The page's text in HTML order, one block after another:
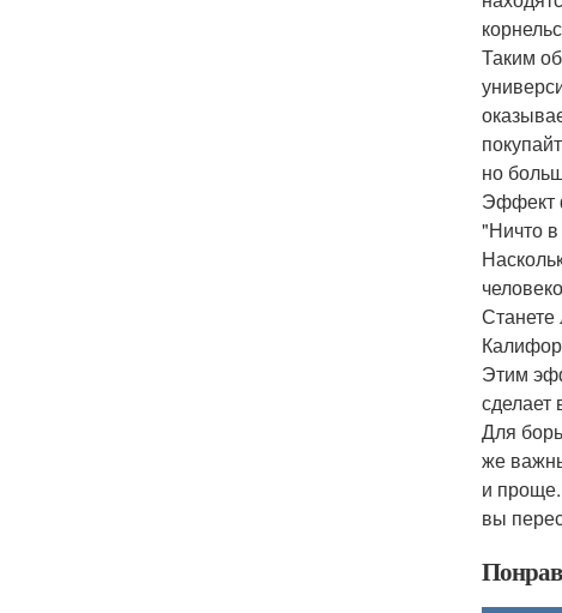
Таким
но
Эффект
"Ничто
Станете
Этим
сделает
Для
же
и
вы